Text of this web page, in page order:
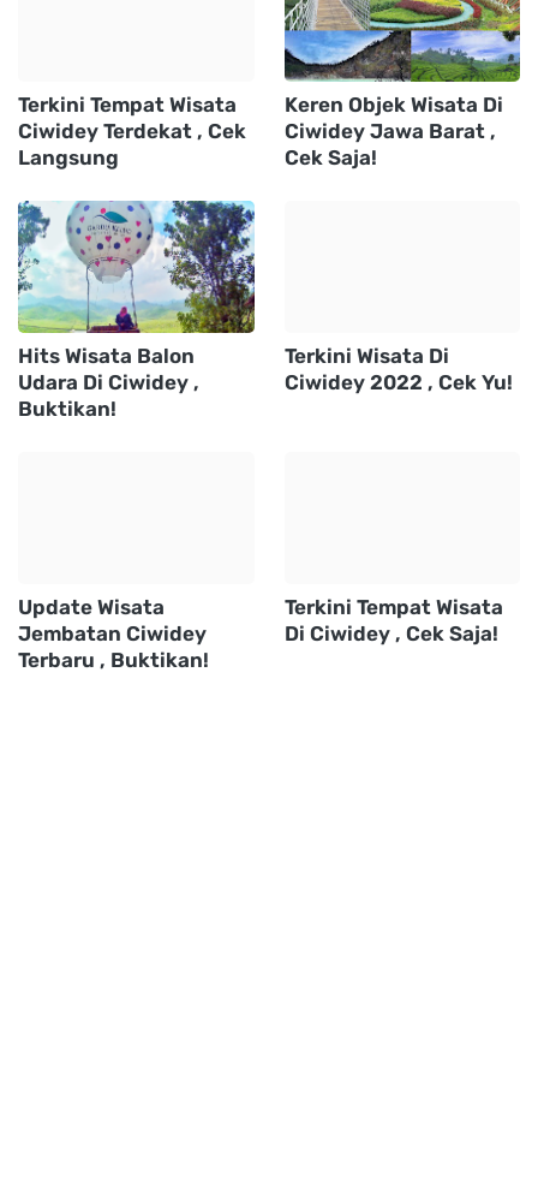
Terkini Tempat Wisata
Ciwidey Terdekat , Cek
Langsung
Keren Objek Wisata Di
Ciwidey Jawa Barat ,
Cek Saja!
Hits Wisata Balon
Udara Di Ciwidey ,
Buktikan!
Terkini Wisata Di
Ciwidey 2022 , Cek Yu!
Update Wisata
Jembatan Ciwidey
Terbaru , Buktikan!
Terkini Tempat Wisata
Di Ciwidey , Cek Saja!